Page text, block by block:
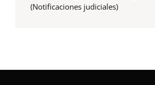
(Notificaciones judiciales)